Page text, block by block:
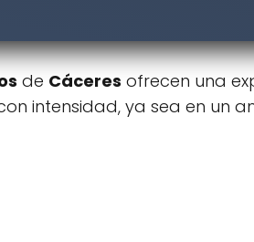
de Cáceres ofrecen una
intensidad, ya sea en un